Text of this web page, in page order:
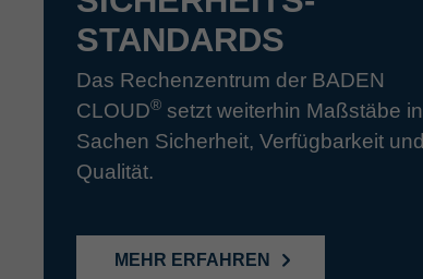
STANDARDS
Das Rechenzentrum der BADEN
CLOUD® setzt weiterhin Maßstäbe in
Sachen Sicherheit, Verfügbarkeit und
Qualität.
MEHR ERFAHREN